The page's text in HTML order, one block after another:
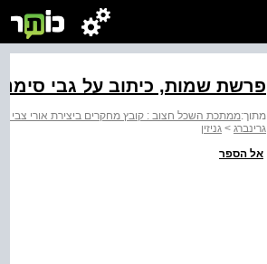
פרשת שמות, כיתוב על גבי
מתוך:ממתכת השכל חצוב : קובץ מחקרים ביצירת אורי צבי
גרינברג > גניזין
אל הספר